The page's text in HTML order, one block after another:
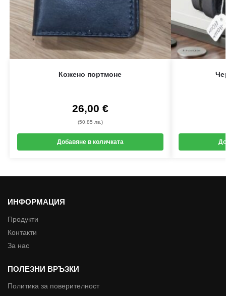
Кожено портмоне
26,00 €
(50,85 лв.)
Добавяне в количката
ИНФОРМАЦИЯ
Продукти
Контакти
За нас
ПОЛЕЗНИ ВРЪЗКИ
Политика за поверителност